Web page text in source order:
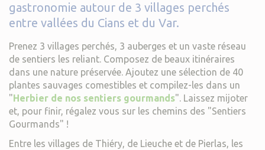
gastronomie autour de 3 villages perchés
entre vallées du Cians et du Var.
Prenez 3 villages perchés, 3 auberges et un vaste réseau
de sentiers les reliant. Composez de beaux itinéraires
dans une nature préservée. Ajoutez une sélection de 40
plantes sauvages comestibles et compilez-les dans un
"Herbier de nos sentiers gourmands". Laissez mijoter
et, pour finir, régalez vous sur les chemins des "Sentiers
Gourmands" !
Entre les villages de Thiéry, de Lieuche et de Pierlas, les